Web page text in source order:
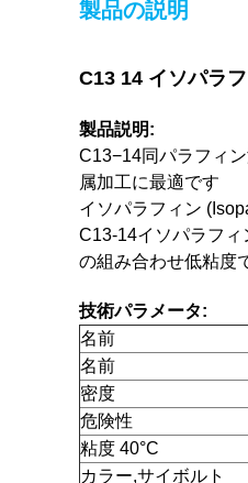
製品の説明
C13 14 イソパラ
製品説明:
C13−14同パラフィ
属加工に最適です
イソパラフィン
C13-14イソパラフ
の組み合わせ低粘度
技術パラメータ:
名前
名前
密度
危険性
粘度 40°C
カラー,サイボルト